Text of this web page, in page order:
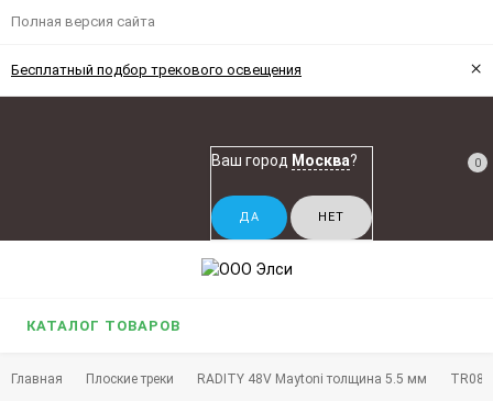
Полная версия сайта
Бесплатный подбор трекового освещения ×
Ваш город Москва? 0
КАТАЛОГ ТОВАРОВ
Главная Плоские треки RADITY 48V Maytoni толщина 5.5 мм